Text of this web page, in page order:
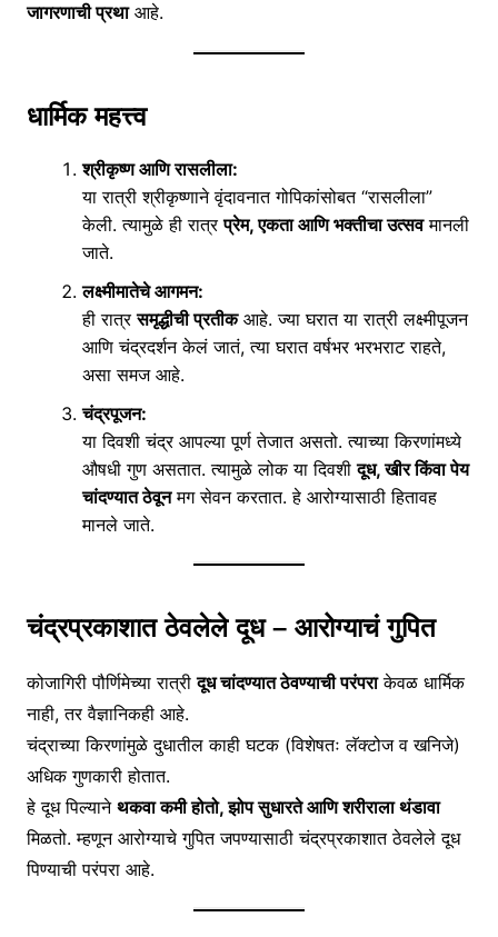
जागरणाची प्रथाआहे.
धार्मिक महत्त्व
श्रीकृष्ण आणि रासलीला:
या रात्री श्रीकृष्णाने वृंदावनात गोपिकांसोबत “रासलीला”
केली. त्यामुळे ही रात्रप्रेम, एकता आणि भक्तीचा उत्सवमानली
जाते.
लक्ष्मीमातेचे आगमन:
ही रात्रसमृद्धीची प्रतीकआहे. ज्या घरात या रात्री लक्ष्मीपूजन
आणि चंद्रदर्शन केलं जातं, त्या घरात वर्षभर भरभराट राहते,
असा समज आहे.
चंद्रपूजन:
या दिवशी चंद्र आपल्या पूर्ण तेजात असतो. त्याच्या किरणांमध्ये
औषधी गुण असतात. त्यामुळे लोक या दिवशीदूध, खीर किंवा पेय
चांदण्यात ठेवूनमग सेवन करतात. हे आरोग्यासाठी हितावह
मानले जाते.
चंद्रप्रकाशात ठेवलेले दूध – आरोग्याचं गुपित
कोजागिरी पौर्णिमेच्या रात्रीदूध चांदण्यात ठेवण्याची परंपराकेवळ धार्मिक
नाही, तर वैज्ञानिकही आहे.
चंद्राच्या किरणांमुळे दुधातील काही घटक (विशेषतः लॅक्टोज व खनिजे)
अधिक गुणकारी होतात.
हे दूध पिल्याने थकवा कमी होतो, झोप सुधारते आणि शरीराला थंडावा
मिळतो. म्हणून आरोग्याचे गुपित जपण्यासाठी चंद्रप्रकाशात ठेवलेले दूध
पिण्याची परंपरा आहे.